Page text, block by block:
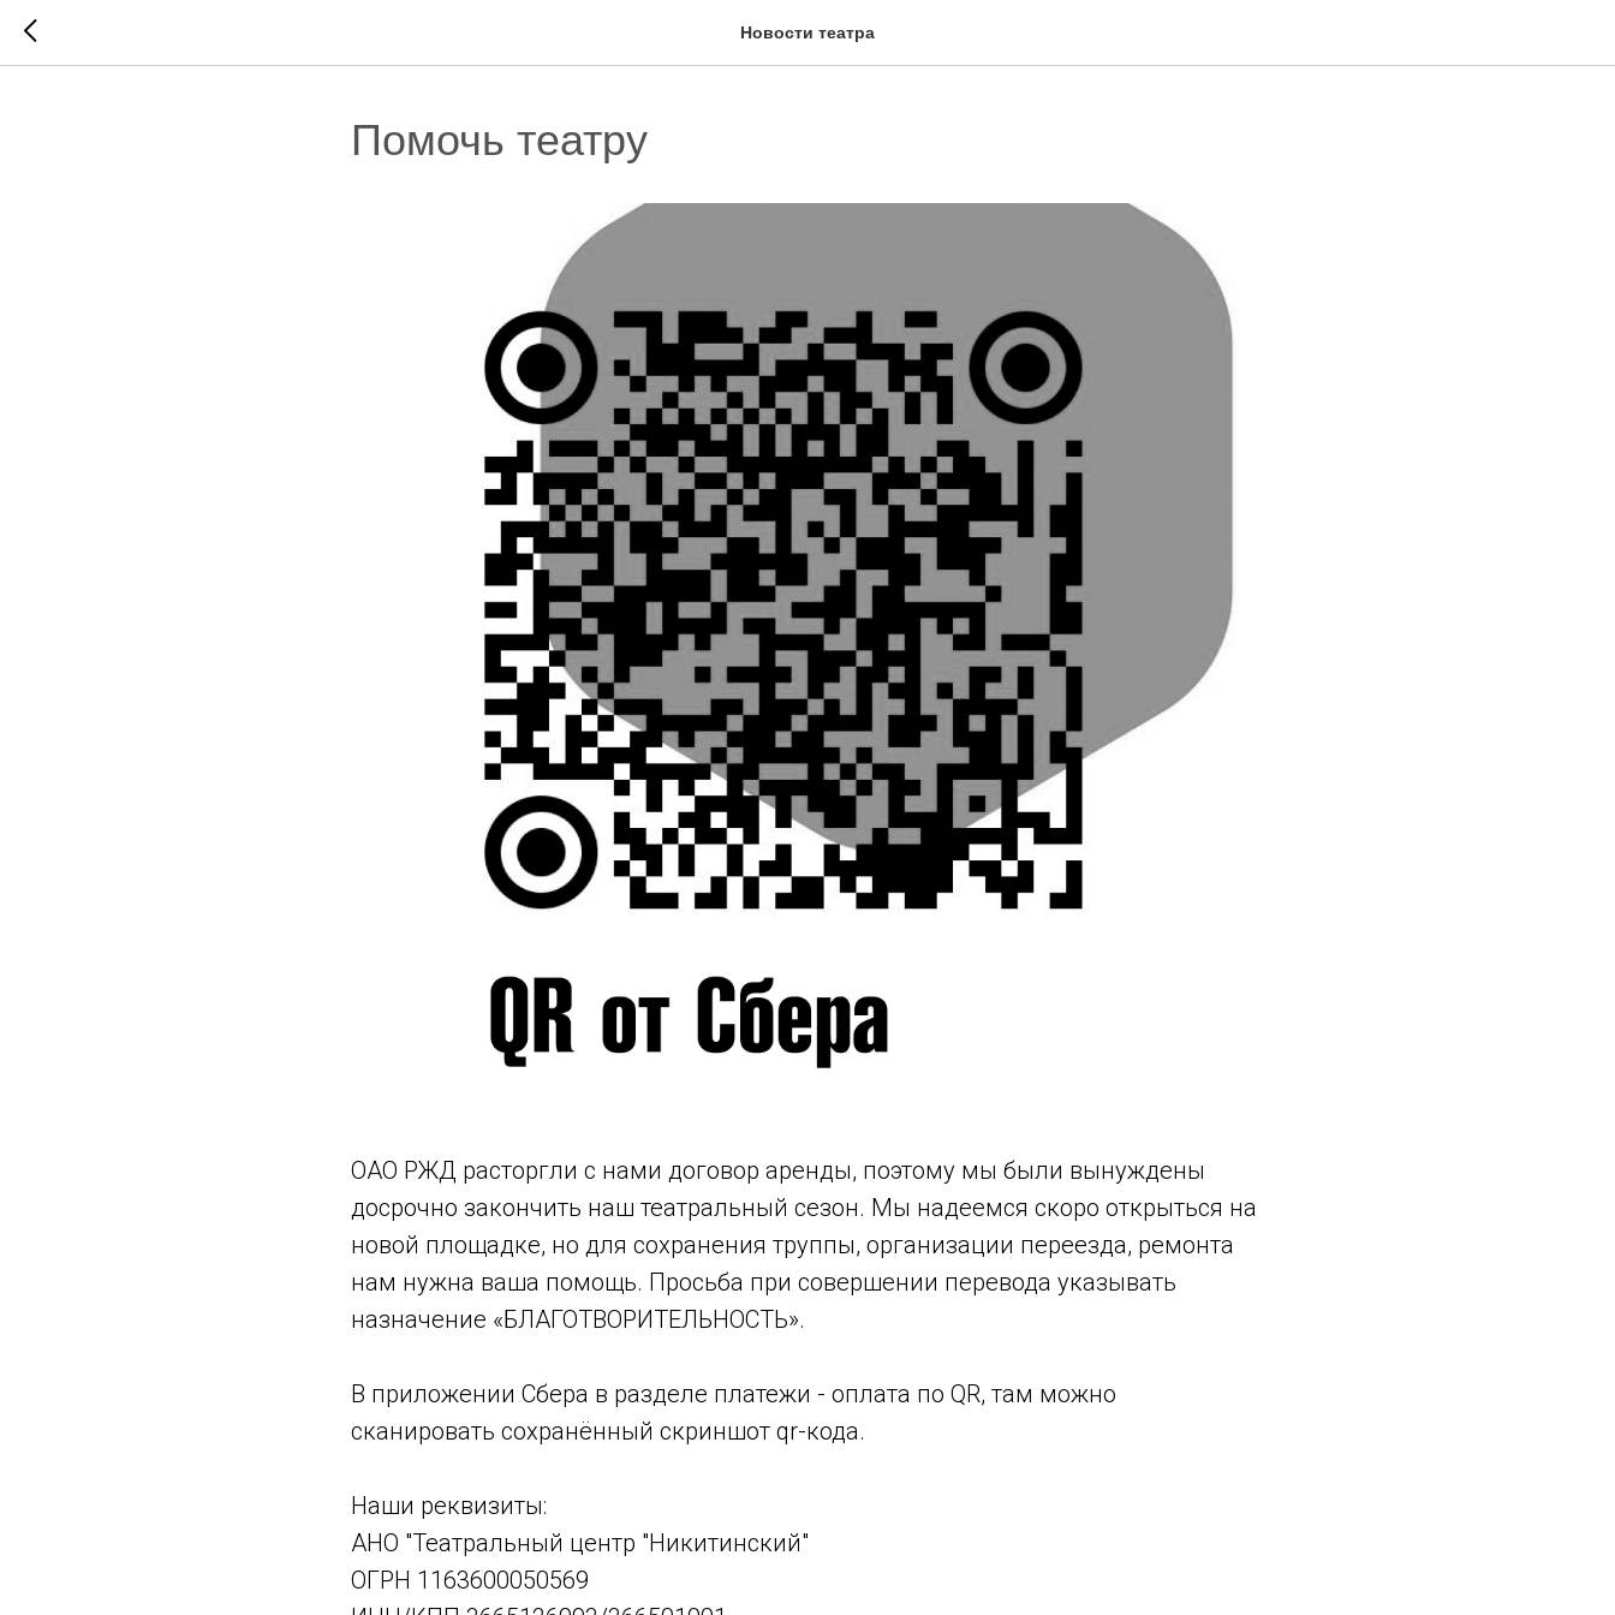
Новости театра
Помочь театру
ОАО РЖД расторгли с нами договор аренды, поэтому мы были вынуждены
досрочно закончить наш театральный сезон. Мы надеемся скоро открыться на
новой площадке, но для сохранения труппы, организации переезда, ремонта
нам нужна ваша помощь. Просьба при совершении перевода указывать
назначение «БЛАГОТВОРИТЕЛЬНОСТЬ».
В приложении Сбера в разделе платежи - оплата по QR, там можно
сканировать сохранённый скриншот qr-кода.
Наши реквизиты:
АНО "Театральный центр "Никитинский"
ОГРН 1163600050569